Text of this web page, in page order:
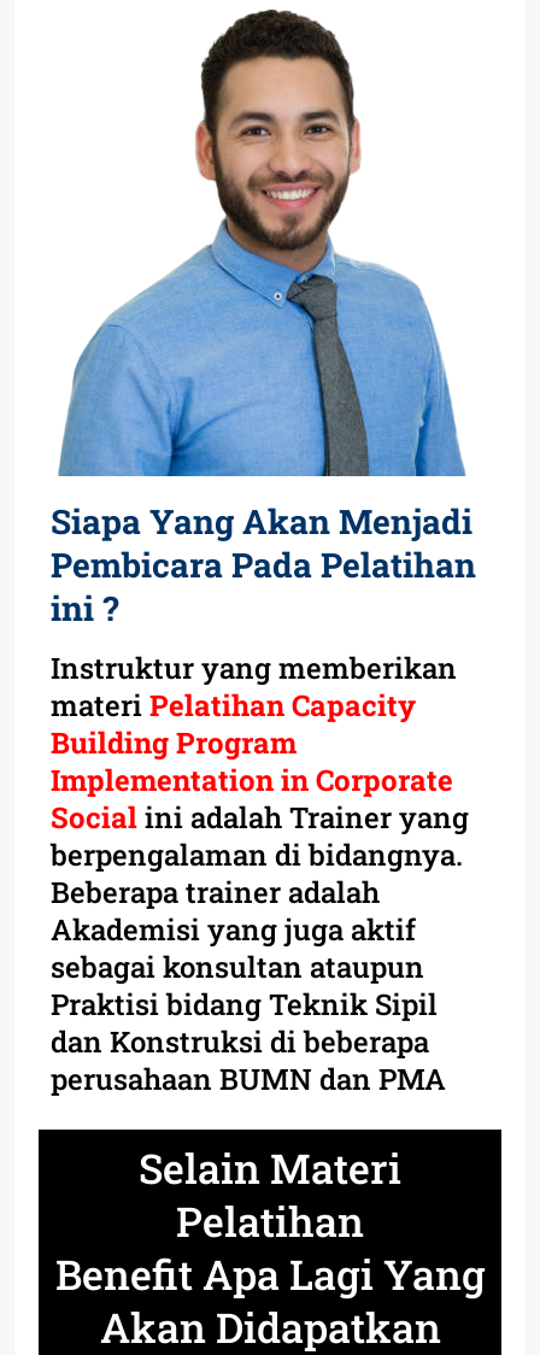
Siapa Yang Akan Menjadi
Pembicara Pada Pelatihan
ini ?
Instruktur yang memberikan
materiPelatihan Capacity
Building Program
Implementation in Corporate
Socialini adalah Trainer yang
berpengalaman di bidangnya.
Beberapa trainer adalah
Akademisi yang juga aktif
sebagai konsultan ataupun
Praktisi bidang Teknik Sipil
dan Konstruksi di beberapa
perusahaan BUMN dan PMA
Selain Materi
Pelatihan
Benefit Apa Lagi Yang
Akan Didapatkan